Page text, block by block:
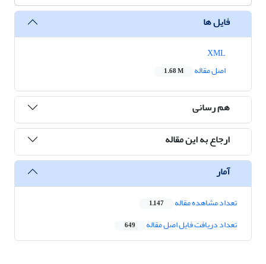
فایل ها
اصل مقاله
1.68 M
هم رسانی
ارجاع به این مقاله
آمار
تعداد مشاهده مقاله 1,147
تعداد دریافت فایل اصل مقاله 649